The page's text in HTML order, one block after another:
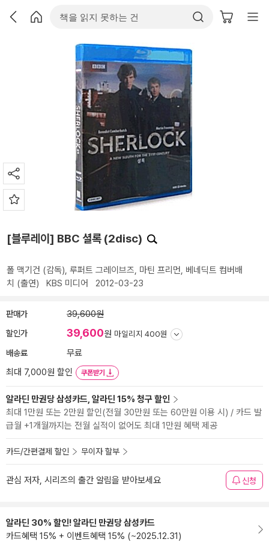
[블루레이] BBC 셜록 (2disc)
폴 맥기건 (감독), 루퍼트 그레이브즈, 마틴 프리먼, 베네딕트 컴버배
치 (출연) KBS 미디어 2012-03-23
판매가 39,600원
할인가 39,600원 마일리지 400원
배송료
무료
최대 7,000원 할인
쿠폰받기
알라딘 만권당 삼성카드, 알라딘 15% 청구 할인
최대 1만원 또는 2만원 할인(전월 30만원 또는 60만원 이용 시) / 카드 발
급월 +1개월까지는 전월 실적이 없어도 최대 1만원 혜택 제공
카드/간편결제 할인 무이자 할부
관심 저자, 시리즈의 출간 알림을 받아보세요 신청
알라딘 30% 할인! 알라딘 만권당 삼성카드
카드혜택 15% + 이벤트혜택 15% (~2025.12.31)